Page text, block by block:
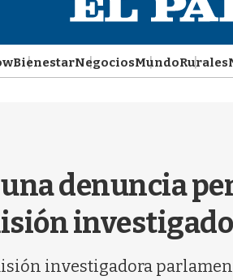
BienestarNegociosMundoRurales
denuncia
investigadora